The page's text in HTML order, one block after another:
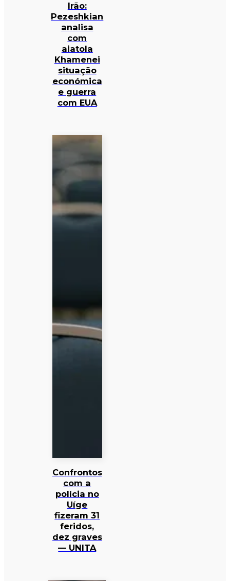
Irão:
Pezeshkian
analisa
com
aiatola
Khamenei
situação
económica
e guerra
com EUA
Confrontos
com a
polícia no
Uíge
fizeram 31
feridos,
dez graves
— UNITA